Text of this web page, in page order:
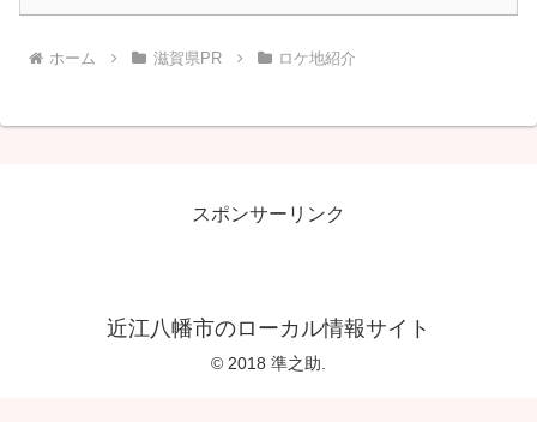
ホーム 滋賀県PR ロケ地紹介
スポンサーリンク
近江八幡市のローカル情報サイト
© 2018 準之助.